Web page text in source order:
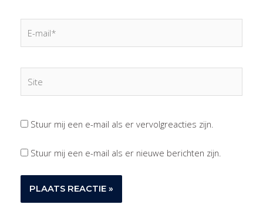
mail*
Stuur mij een e-mail als er vervolgreacties zijn.
Stuur mij een e-mail als er nieuwe berichten zijn.